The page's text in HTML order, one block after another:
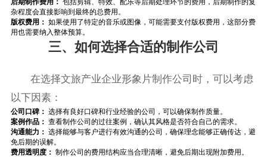
后期制作费用： 包括剪辑、特效、配乐等后期处理环节的费用，后期制作的复
杂程度会直接影响到最终的总费用。
版权费用： 如果使用了特定的音乐或图像，可能需要支付版权费用，这部分费
用也需要纳入整体预算。
三、如何选择合适的制作公司
在选择文旅产业企业形象片制作公司时，可以考虑
以下因素：
公司口碑： 选择有良好口碑和行业经验的公司，可以确保制作质量。
案例作品： 查看制作公司的过往案例，确认其风格是否符合自己的需求。
沟通能力： 选择能够与客户进行有效沟通的公司，确保理念能够正确传达，避
免后期的误解。
费用透明度： 制作公司的费用结构应当合理清晰，避免后期出现附加费用。